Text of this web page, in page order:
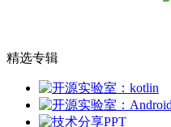
精选专辑